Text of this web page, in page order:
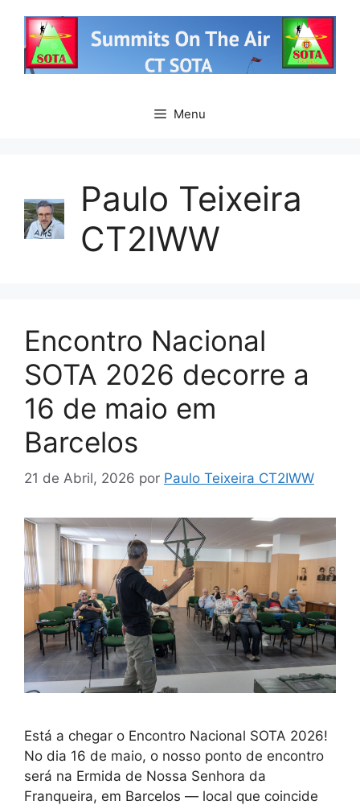
conteúdo
Menu
Paulo Teixeira
CT2IWW
Encontro Nacional
SOTA 2026 decorre a
16 de maio em
Barcelos
21 de Abril, 2026 por Paulo Teixeira CT2IWW
Está a chegar o Encontro Nacional SOTA 2026!
No dia 16 de maio, o nosso ponto de encontro
será na Ermida de Nossa Senhora da
Franqueira, em Barcelos — local que coincide